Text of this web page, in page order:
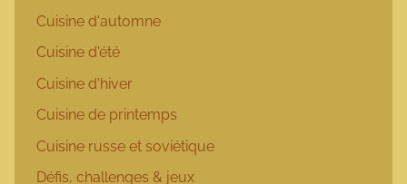
Cuisine d'automne
Cuisine d'été
Cuisine d'hiver
Cuisine de printemps
Cuisine russe et soviétique
Défis, challenges & jeux